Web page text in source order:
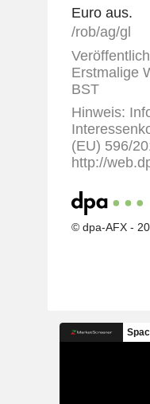
Euro aus.
/rob/ag/gl
Erstmalige
BST
Hinweis:
(EU) 596/
http://
© dpa-AFX -